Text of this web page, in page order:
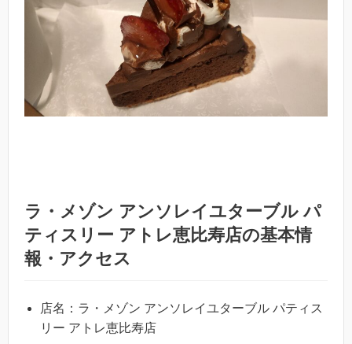
ラ・メゾン アンソレイユターブル パ
ティスリー アトレ恵比寿店の基本情
報・アクセス
店名：ラ・メゾン アンソレイユターブル パティス
リー アトレ恵比寿店